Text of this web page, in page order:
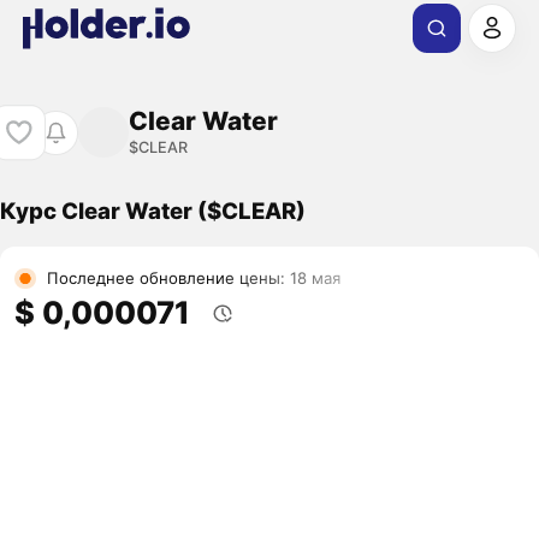
Clear Water
$CLEAR
Курс Clear Water ($CLEAR)
Последнее обновление цены: 18 мая
$ 0,000071